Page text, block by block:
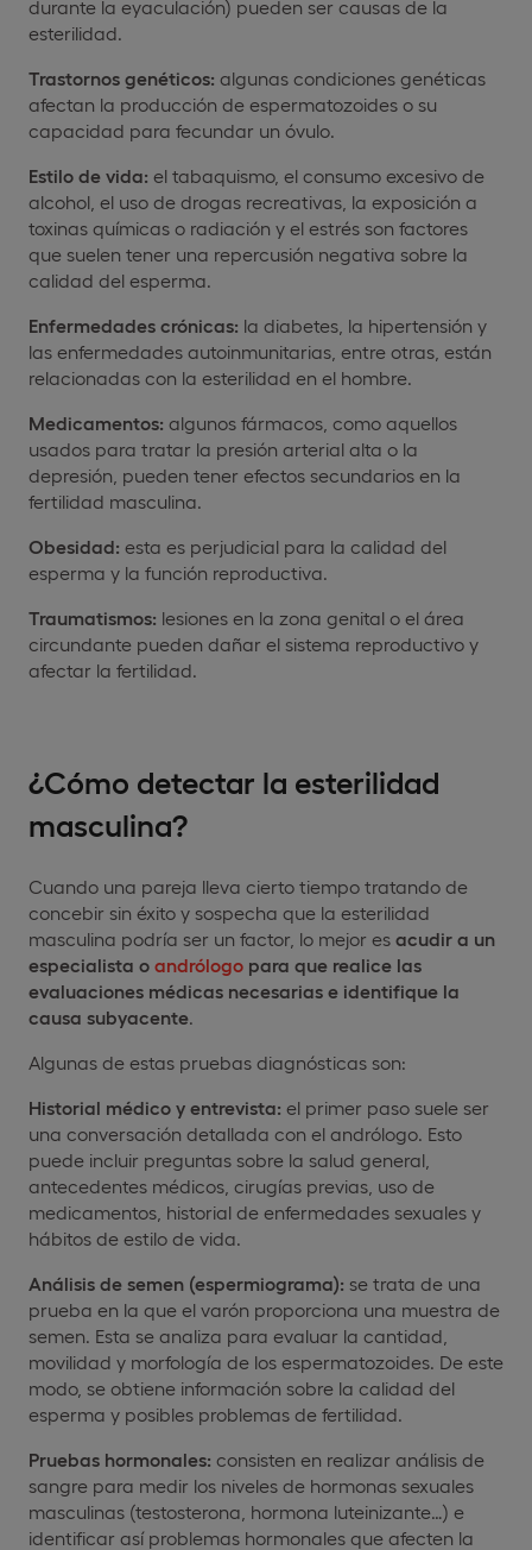
durante la eyaculación) pueden ser causas de la
esterilidad.
Trastornos genéticos: algunas condiciones genéticas
afectan la producción de espermatozoides o su
capacidad para fecundar un óvulo.
Estilo de vida: el tabaquismo, el consumo excesivo de
alcohol, el uso de drogas recreativas, la exposición a
toxinas químicas o radiación y el estrés son factores
que suelen tener una repercusión negativa sobre la
calidad del esperma.
Enfermedades crónicas: la diabetes, la hipertensión y
las enfermedades autoinmunitarias, entre otras, están
relacionadas con la esterilidad en el hombre.
Medicamentos: algunos fármacos, como aquellos
usados para tratar la presión arterial alta o la
depresión, pueden tener efectos secundarios en la
fertilidad masculina.
Obesidad: esta es perjudicial para la calidad del
esperma y la función reproductiva.
Traumatismos: lesiones en la zona genital o el área
circundante pueden dañar el sistema reproductivo y
afectar la fertilidad.
¿Cómo detectar la esterilidad
masculina?
Cuando una pareja lleva cierto tiempo tratando de
concebir sin éxito y sospecha que la esterilidad
masculina podría ser un factor, lo mejor es acudir a un
especialista o andrólogo para que realice las
evaluaciones médicas necesarias e identifique la
causa subyacente
Algunas de estas pruebas diagnósticas son:
Historial médico y entrevista: el primer paso suele ser
una conversación detallada con el andrólogo. Esto
puede incluir preguntas sobre la salud general,
antecedentes médicos, cirugías previas, uso de
medicamentos, historial de enfermedades sexuales y
hábitos de estilo de vida.
Análisis de semen (espermiograma): se trata de una
prueba en la que el varón proporciona una muestra de
semen. Esta se analiza para evaluar la cantidad,
movilidad y morfología de los espermatozoides. De este
modo, se obtiene información sobre la calidad del
esperma y posibles problemas de fertilidad.
Pruebas hormonales: consisten en realizar análisis de
sangre para medir los niveles de hormonas sexuales
masculinas (testosterona, hormona luteinizante…) e
identificar así problemas hormonales que afecten la